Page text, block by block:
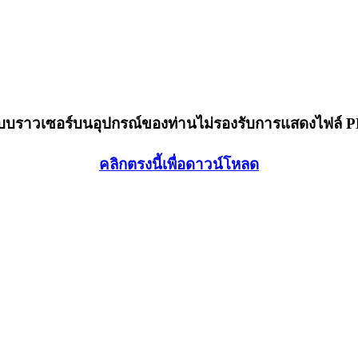
บราวเซอร์บนอุปกรณ์ของท่านไม่รองรับการแสดงไฟล์
คลิกตรงนี้เพื่อดาวน์โหลด